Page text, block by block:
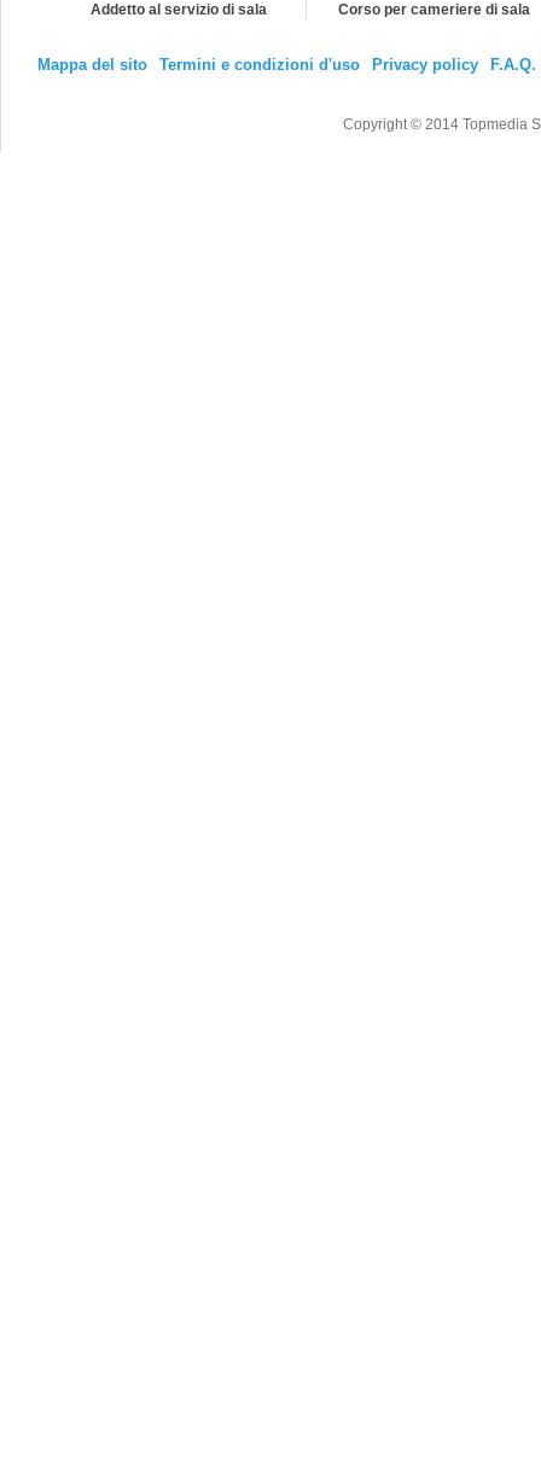
Addetto al servizio di sala Corso per cameriere di sala
Mappa del sito Termini e condizioni d'uso Privacy policy F.A.Q.
Copyright © 2014 Topmedia